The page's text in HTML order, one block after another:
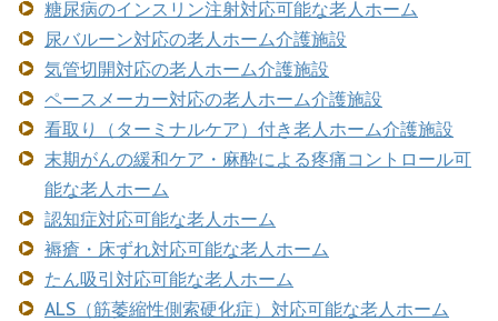
糖尿病のインスリン注射対応可能な老人ホーム
尿バルーン対応の老人ホーム介護施設
気管切開対応の老人ホーム介護施設
ペースメーカー対応の老人ホーム介護施設
看取り（ターミナルケア）付き老人ホーム介護施設
末期がんの緩和ケア・麻酔による疼痛コントロール可
能な老人ホーム
認知症対応可能な老人ホーム
褥瘡・床ずれ対応可能な老人ホーム
たん吸引対応可能な老人ホーム
ALS（筋萎縮性側索硬化症）対応可能な老人ホーム